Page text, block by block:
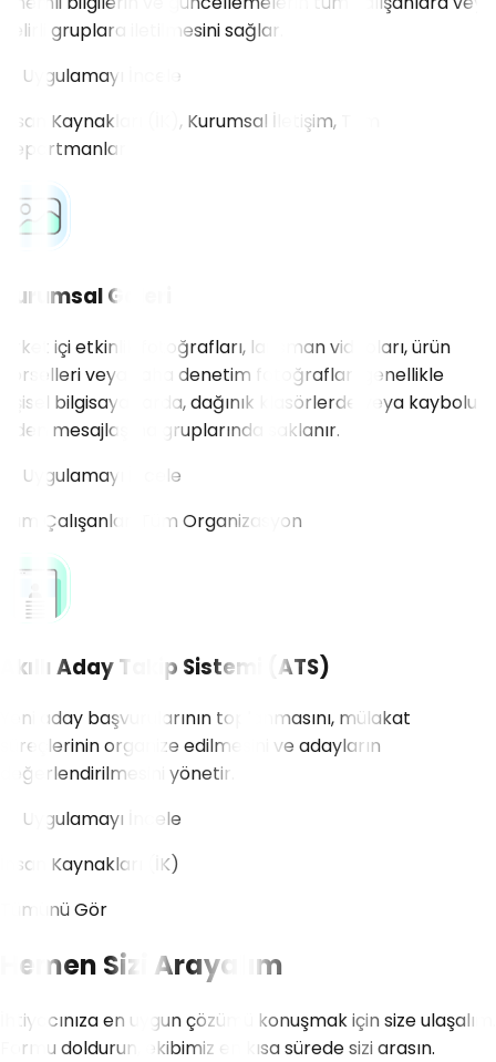
belirli gruplara iletilmesini sağlar.
Uygulamayı İncele
İnsan Kaynakları (İK), Kurumsal İletişim, Tüm
Departmanlar
Kurumsal Galeri
Şirket içi etkinlik fotoğrafları, lansman videoları, ürün
görselleri veya saha denetim fotoğrafları genellikle
kişisel bilgisayarlarda, dağınık klasörlerde veya kaybolup
giden mesajlaşma gruplarında saklanır.
Uygulamayı İncele
Tüm Çalışanlar, Tüm Organizasyon
Akıllı Aday Takip Sistemi (ATS)
Yeni aday başvurularının toplanmasını, mülakat
süreçlerinin organize edilmesini ve adayların
değerlendirilmesini yönetir.
Uygulamayı İncele
İnsan Kaynakları (İK)
Tümünü Gör
Hemen Sizi Arayalım
İhtiyacınıza en uygun çözümü konuşmak için size ulaşalım.
Formu doldurun, ekibimiz en kısa sürede sizi arasın.